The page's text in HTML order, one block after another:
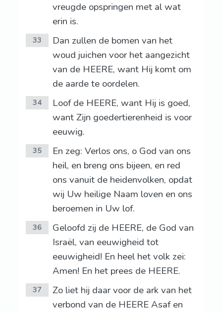
vreugde opspringen met al wat
erin is.
33
Dan zullen de bomen van het
woud juichen voor het aangezicht
van de HEERE, want Hij komt om
de aarde te oordelen.
34
Loof de HEERE, want Hij is goed,
want Zijn goedertierenheid is voor
eeuwig.
35
En zeg: Verlos ons, o God van ons
heil, en breng ons bijeen, en red
ons vanuit de heidenvolken, opdat
wij Uw heilige Naam loven en ons
beroemen in Uw lof.
36
Geloofd zij de HEERE, de God van
Israël, van eeuwigheid tot
eeuwigheid! En heel het volk zei:
Amen! En het prees de HEERE.
37
Zo liet hij daar voor de ark van het
verbond van de HEERE Asaf en